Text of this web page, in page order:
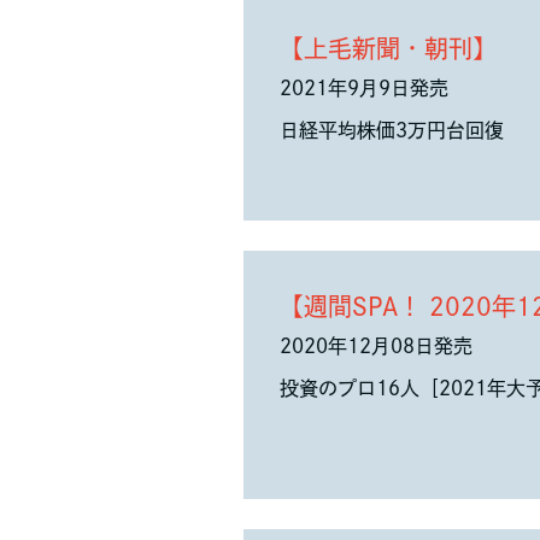
【上毛新聞・朝刊】
2021年9月9日発売
日経平均株価3万円台回復
【週間SPA！ 2020年
2020年12月08日発売
投資のプロ16人［2021年大予